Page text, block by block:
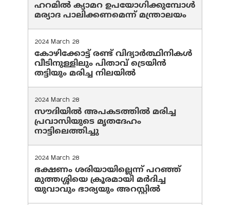
ഹറമില്‍ ക്യാമറ ഉപയോഗിക്കുമ്പോള്‍
മര്യാദ പാലിക്കണമെന്ന് മന്ത്രാലയം
2024 March 28
കോഴിക്കോട്ട് രണ്ട് വിദ്യാർത്ഥിനികൾ
വീടിനുള്ളിലും പിതാവ് ട്രെയിൻ
തട്ടിയും മരിച്ച നിലയിൽ
2024 March 28
സൗദിയില്‍ അപകടത്തില്‍ മരിച്ച
പ്രവാസിയുടെ മൃതദേഹം
നാട്ടിലെത്തിച്ചു
2024 March 28
ഭക്ഷണം ശരിയായില്ലെന്ന് പറഞ്ഞ്
മുത്തശ്ശിയെ ക്രൂരമായി മര്‍ദിച്ച
യുവാവും ഭാര്യയും അറസ്റ്റില്‍